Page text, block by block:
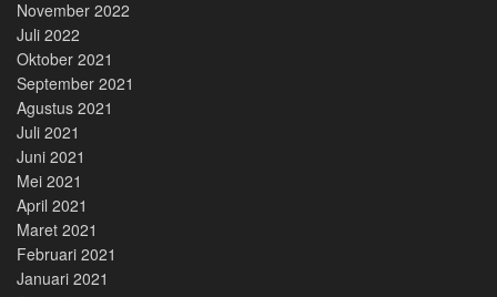
November 2022
Juli 2022
Oktober 2021
September 2021
Agustus 2021
Juli 2021
Juni 2021
Mei 2021
April 2021
Maret 2021
Februari 2021
Januari 2021